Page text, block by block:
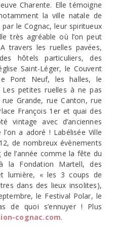
Charente. Elle témoigne
la ville natale de
le Cognac, leur spiritueux
très agréable où l’on peut
travers les ruelles pavées,
hôtels particuliers, des
Saint-Léger, le Couvent
Pont Neuf, les halles, le
petites ruelles à ne pas
Grande, rue Canton, rue
François 1er et quai des
avec d’anciennes
a adoré ! Labélisée Ville
de nombreux évènements
l’année comme la fête du
la Fondation Martell, des
lumière, « les 3 coups de
dans des lieux insolites),
le Festival Polar, le
de quoi s’ennuyer ! Plus
cognac.com.